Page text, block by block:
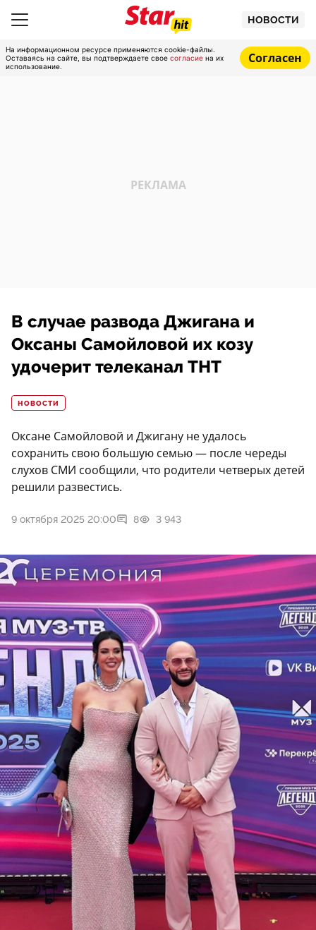
НОВОСТИ
На информационном ресурсе применяются cookie-файлы.
Оставаясь на сайте, вы подтверждаете свое согласие на их
использование.
Согласен
В случае развода Джигана и
Оксаны Самойловой их козу
удочерит телеканал ТНТ
НОВОСТИ
Оксане Самойловой и Джигану не удалось
сохранить свою большую семью — после череды
слухов СМИ сообщили, что родители четверых детей
решили развестись.
9 октября 2025 20:00 8 3 943